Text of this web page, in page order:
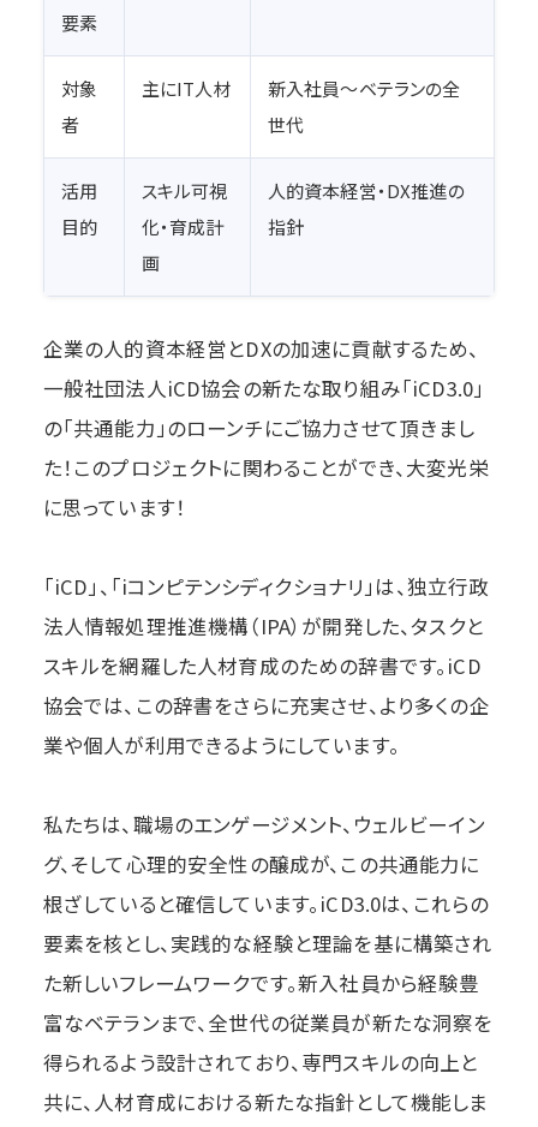
要素
対象
者
主にIT人材
新入社員〜ベテランの全
世代
活用
目的
スキル可視
化・育成計
画
人的資本経営・DX推進の
指針
企業の人的資本経営とDXの加速に貢献するため、
一般社団法人iCD協会の新たな取り組み「iCD3.0」
の「共通能力」のローンチにご協力させて頂きまし
た！このプロジェクトに関わることができ、大変光栄
に思っています！
「iCD」、「iコンピテンシディクショナリ」は、独立行政
法人情報処理推進機構（IPA）が開発した、タスクと
スキルを網羅した人材育成のための辞書です。iCD
協会では、この辞書をさらに充実させ、より多くの企
業や個人が利用できるようにしています。
私たちは、職場のエンゲージメント、ウェルビーイン
グ、そして心理的安全性の醸成が、この共通能力に
根ざしていると確信しています。iCD3.0は、これらの
要素を核とし、実践的な経験と理論を基に構築され
た新しいフレームワークです。新入社員から経験豊
富なベテランまで、全世代の従業員が新たな洞察を
得られるよう設計されており、専門スキルの向上と
共に、人材育成における新たな指針として機能しま